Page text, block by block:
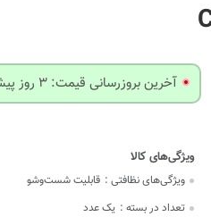
آخرین بروزرسانی قیمت: 3 روز پیش
ویژگی‌های نظافتی : قابلیت شست‌وشو
تعداد در بسته : یک عدد